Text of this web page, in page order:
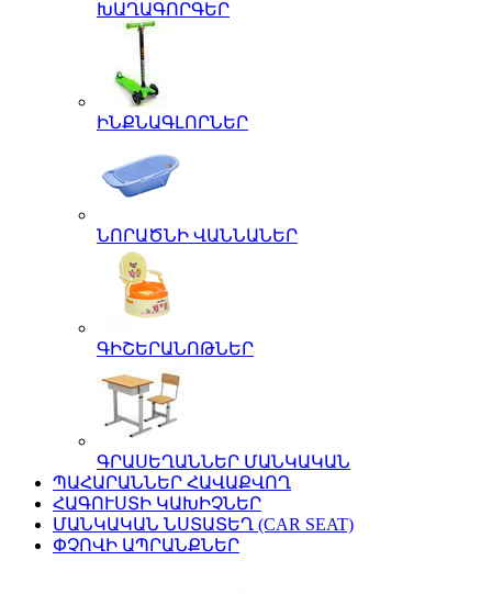
ԽԱՂԱԳՈՐԳԵՐ
ԻՆՔՆԱԳԼՈՐՆԵՐ
ՆՈՐԱԾՆԻ ՎԱՆՆԱՆԵՐ
ԳԻՇԵՐԱՆՈԹՆԵՐ
ԳՐԱՍԵՂԱՆՆԵՐ ՄԱՆԿԱԿԱՆ
ՊԱՀԱՐԱՆՆԵՐ ՀԱՎԱՔՎՈՂ
ՀԱԳՈՒՍՏԻ ԿԱԽԻՉՆԵՐ
ՄԱՆԿԱԿԱՆ ՆՍՏԱՏԵՂ (CAR SEAT)
ՓՉՈՎԻ ԱՊՐԱՆՔՆԵՐ